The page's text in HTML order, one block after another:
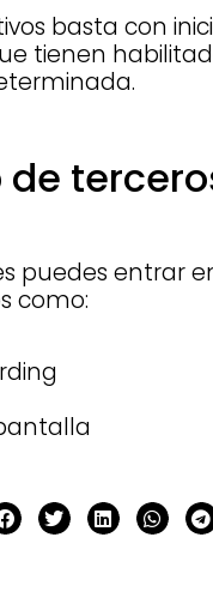
basta con
tienen
de
puedes entrar
como: